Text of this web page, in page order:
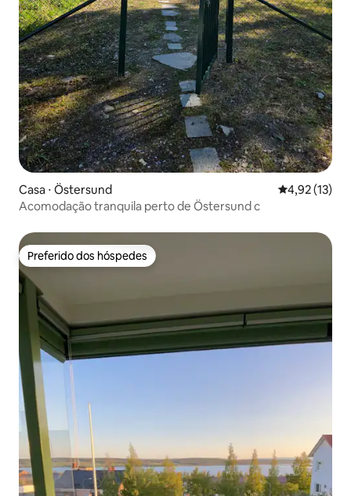
Casa ⋅ Östersund 4,92 de uma
4,92 (13)
Acomodação tranquila perto de Östersund c
Preferido dos hóspedes
Preferido dos hóspedes